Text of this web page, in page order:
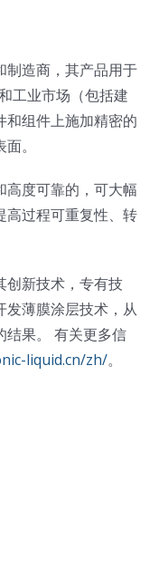
制造商，其产品用于
工业市场（包括建
和组件上施加精密的
。
高度可靠的，可大幅
高过程可重复性、转
创新技术，专有技
发薄膜涂层技术，从
结果。 有关更多信
liquid.cn/zh/。